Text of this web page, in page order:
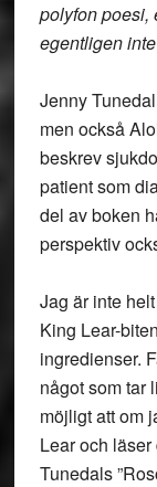
polyfon poesi,
egentligen
Jenny
men också
beskrev
patient som
del av boken
perspektiv
Jag är inte
King Lear-
ingredienser.
något som tar
möjligt att om
Lear och
Tunedals